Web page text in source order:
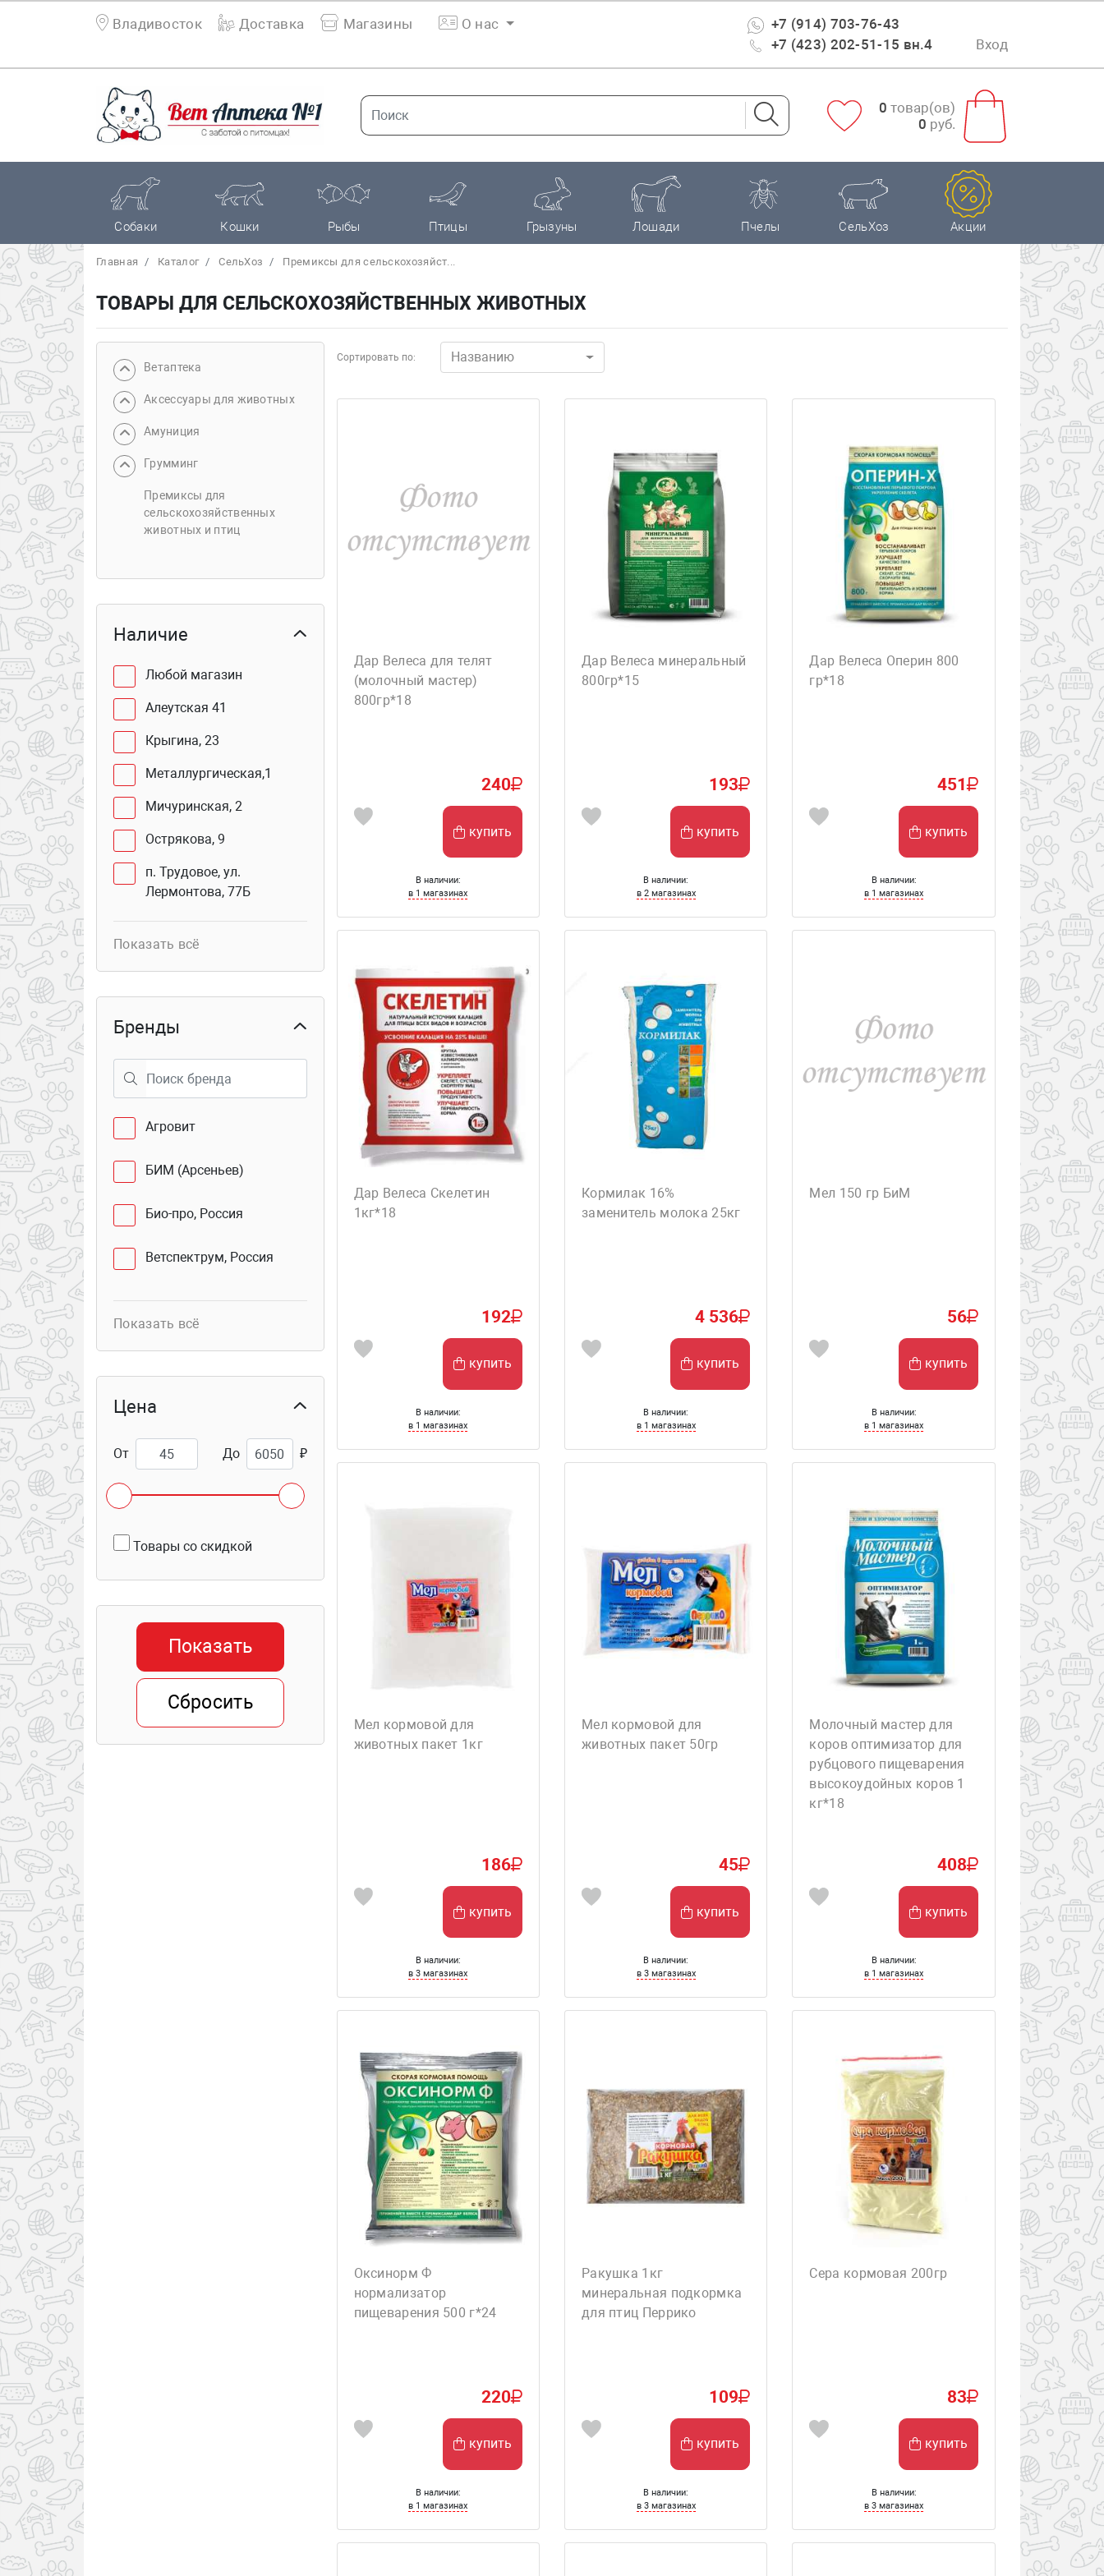
Владивосток Доставка Магазины О нас
+7 (914) 703-76-43
+7 (423) 202-51-15 вн.4
Вход
0 товар(ов)
0 руб.
Собаки Кошки Рыбы Птицы Грызуны Лошади Пчелы СельХоз Акции
Главная Каталог СельХоз Премиксы для сельскохозяйст...
ТОВАРЫ ДЛЯ СЕЛЬСКОХОЗЯЙСТВЕННЫХ ЖИВОТНЫХ
Bетаптека
Аксессуары для животных
Амуниция
Грумминг
Премиксы для
сельскохозяйственных
животных и птиц
Наличие
Любой магазин
Алеутская 41
Крыгина, 23
Металлургическая,1
Мичуринская, 2
Острякова, 9
п. Трудовое, ул.
Лермонтова, 77Б
Юмашева, 2 В
103б)
Столетия Владивостока,
40
Семёновская 25
Показать всё
Бренды
Агровит
БИМ (Арсеньев)
Био-про, Россия
Ветспектрум, Россия
ООО"АГРОВИТ"
СПАЗ Фарм, Россия
Сибири, Россия
Показать всё
Цена
От До ₽
Товары со скидкой
Показать
Сбросить
Сортировать по: Названию
Дар Велеса для телят
(молочный мастер)
800гр*18
240
купить
В наличии:
в 1 магазинах
Дар Велеса минеральный
800гр*15
193
купить
В наличии:
в 2 магазинах
Дар Велеса Оперин 800
гр*18
451
купить
В наличии:
в 1 магазинах
Дар Велеса Скелетин
1кг*18
192
купить
В наличии:
в 1 магазинах
Кормилак 16%
заменитель молока 25кг
4 536
купить
В наличии:
в 1 магазинах
Мел 150 гр БиМ
56
купить
В наличии:
в 1 магазинах
Мел кормовой для
животных пакет 1кг
186
купить
В наличии:
в 3 магазинах
Мел кормовой для
животных пакет 50гр
45
купить
В наличии:
в 3 магазинах
Молочный мастер для
коров оптимизатор для
рубцового пищеварения
высокоудойных коров 1
кг*18
408
купить
В наличии:
в 1 магазинах
Оксинорм Ф
нормализатор
пищеварения 500 г*24
220
купить
В наличии:
в 1 магазинах
Ракушка 1кг
минеральная подкормка
для птиц Перрико
109
купить
В наличии:
в 3 магазинах
Сера кормовая 200гр
83
купить
В наличии:
в 3 магазинах